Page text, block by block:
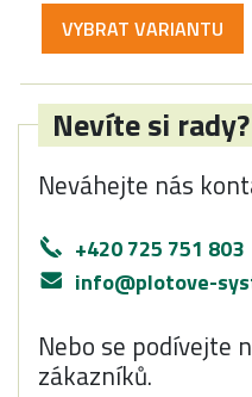
VYBRAT VARIANTU
Nevíte si rady?
Neváhejte nás
+420 725 751 803
info@plotove-
Nebo se podívejte
zákazníků.